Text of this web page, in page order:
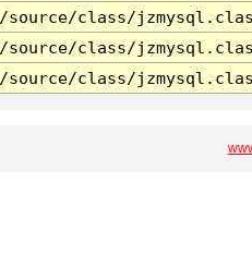
/source/class/
/source/class/
/source/class/